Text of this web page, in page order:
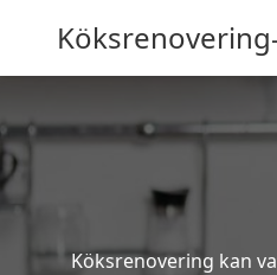
Köksrenovering kan